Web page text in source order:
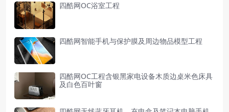
四酷网OC浴室工程
四酷网智能手机与保护膜及周边物品模型工程
四酷网OC工程含银黑家电设备木质边桌米色床具
及白色百叶窗